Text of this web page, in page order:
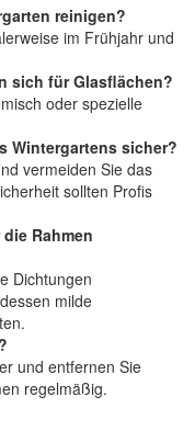
reinigen?
im Frühjahr und
sich für Glasflächen?
oder spezielle
Wintergartens sicher?
vermeiden Sie das
sollten Profis
Rahmen
Dichtungen
milde
und entfernen Sie
regelmäßig.